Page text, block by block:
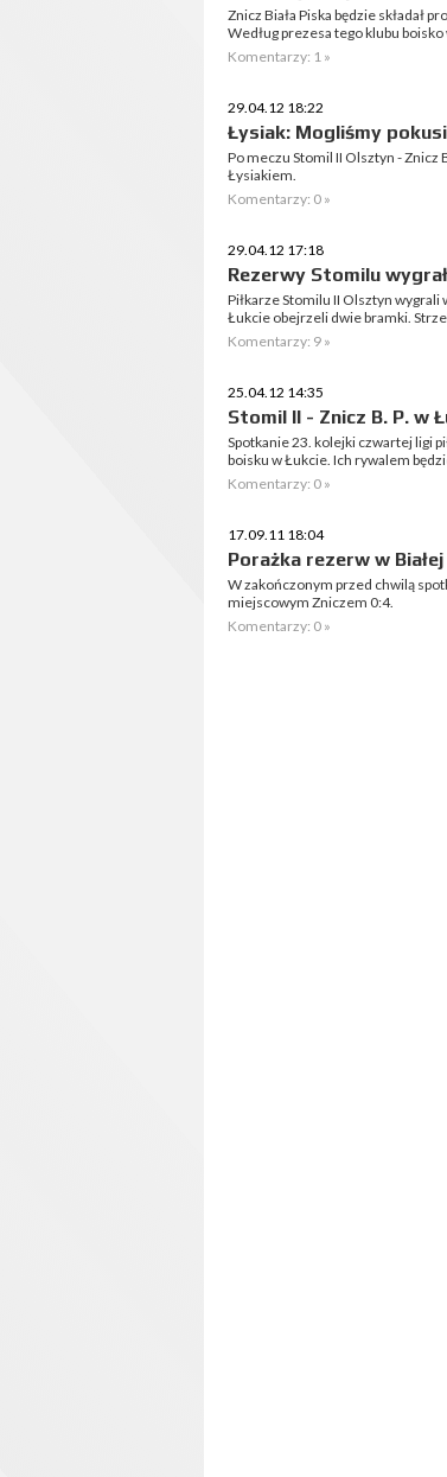
Znicz Biała Piska będzie składał
Według prezesa tego klubu
Komentarzy: 1 »
29.04.12 18:22
Łysiak: Mogliśmy
Po meczu Stomil II Olsztyn -
Łysiakiem.
Komentarzy: 0 »
29.04.12 17:18
Rezerwy Stomilu
Piłkarze Stomilu II Olsztyn wygrali
Łukcie obejrzeli dwie bramki.
Komentarzy: 9 »
25.04.12 14:35
Stomil II - Znicz B. P. w
Spotkanie 23. kolejki czwartej ligi
boisku w Łukcie. Ich rywalem
Komentarzy: 0 »
17.09.11 18:04
Porażka rezerw w
W zakończonym przed chwilą
miejscowym Zniczem 0:4.
Komentarzy: 0 »